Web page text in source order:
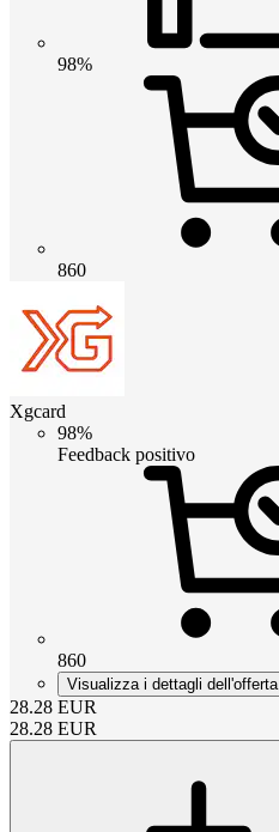
98%
860
Xgcard
98%
Feedback positivo
860
Visualizza i dettagli dell'offerta
28.28 EUR
28.28 EUR